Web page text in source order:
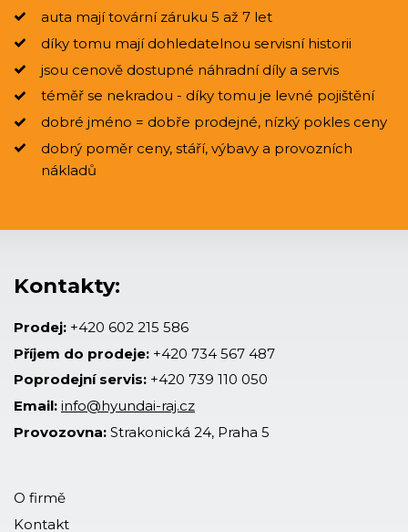
auta mají tovární záruku 5 až 7 let
díky tomu mají dohledatelnou servisní historii
jsou cenově dostupné náhradní díly a servis
téměř se nekradou - díky tomu je levné pojištění
dobré jméno = dobře prodejné, nízký pokles ceny
dobrý poměr ceny, stáří, výbavy a provozních
nákladů
Kontakty:
Prodej: +420 602 215 586
Příjem do prodeje: +420 734 567 487
Poprodejní servis: +420 739 110 050
Email: info@hyundai-raj.cz
Provozovna: Strakonická 24, Praha 5
O firmě
Kontakt